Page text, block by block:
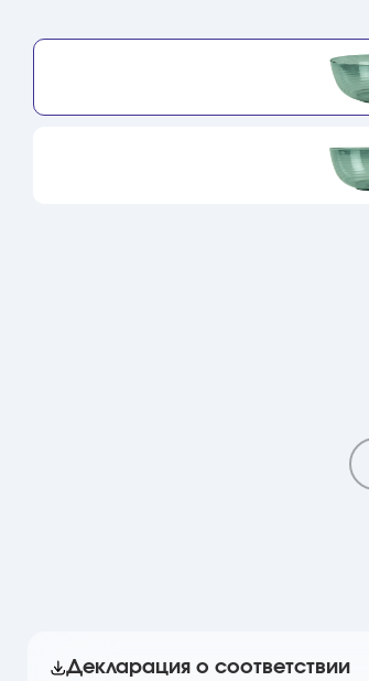
Декларация о соответствии